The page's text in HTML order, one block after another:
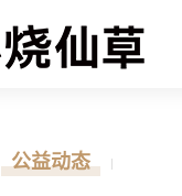
公益动态